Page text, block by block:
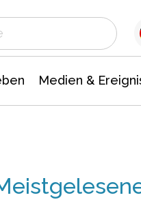
Medien &